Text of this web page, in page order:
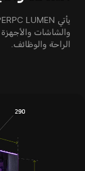
يأتي HYPERPC LUMEN مزوّدًا بجميع المنافذ اللازمة لتوصيل
والشاشات
الراحة والوظائف.